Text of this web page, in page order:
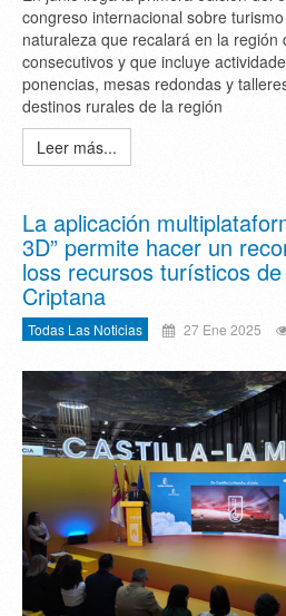
congreso internacional sobre
naturaleza que recalará en la región
consecutivos y que incluye
ponencias, mesas redondas y
destinos rurales de la región
Leer más...
La aplicación
3D” permite hacer un
loss recursos turísticos
Criptana
Todas Las Noticias 27 Ene 2025